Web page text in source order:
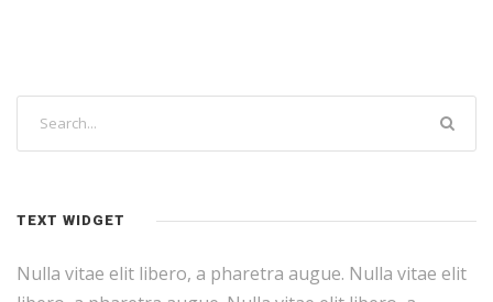
TEXT WIDGET
Nulla vitae elit libero, a pharetra augue. Nulla vitae elit